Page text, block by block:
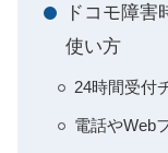
ドコモ障
使い方
24時間受付
電話やWeb